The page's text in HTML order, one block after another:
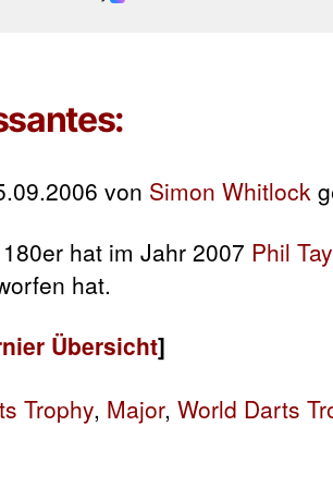
von Simon Whitlock
hat im Jahr 2007 Phil
hat.
Übersicht]
Trophy, Major, World Darts